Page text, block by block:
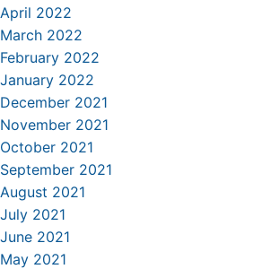
April 2022
March 2022
February 2022
January 2022
December 2021
November 2021
October 2021
September 2021
August 2021
July 2021
June 2021
May 2021